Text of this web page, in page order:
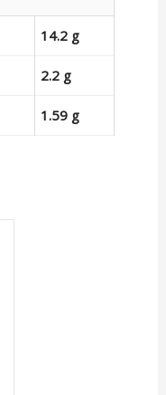
14.2 g
2.2 g
1.59 g